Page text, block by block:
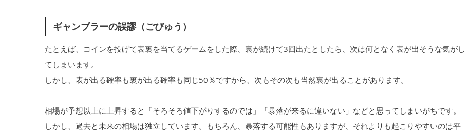
ギャンブラーの誤謬（ごびゅう）
たとえば、コインを投げて表裏を当てるゲームをした際、裏が続けて3回出たとしたら、次は何となく表が出そうな気がし
てしまいます。
しかし、表が出る確率も裏が出る確率も同じ50％ですから、次もその次も当然裏が出ることがあります。
相場が予想以上に上昇すると「そろそろ値下がりするのでは」「暴落が来るに違いない」などと思ってしまいがちです。
しかし、過去と未来の相場は独立しています。もちろん、暴落する可能性もありますが、それよりも起こりやすいのは平